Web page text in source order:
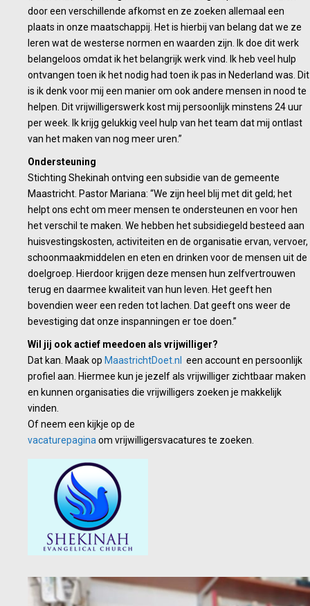
door een verschillende afkomst en ze zoeken allemaal een
plaats in onze maatschappij. Het is hierbij van belang dat we ze
leren wat de westerse normen en waarden zijn. Ik doe dit werk
belangeloos omdat ik het belangrijk werk vind. Ik heb veel hulp
ontvangen toen ik het nodig had toen ik pas in Nederland was. Dit
is ik denk voor mij een manier om ook andere mensen in nood te
helpen. Dit vrijwilligerswerk kost mij persoonlijk minstens 24 uur
per week. Ik krijg gelukkig veel hulp van het team dat mij ontlast
van het maken van nog meer uren.”
Ondersteuning
Stichting Shekinah ontving een subsidie van de gemeente
Maastricht. Pastor Mariana: “We zijn heel blij met dit geld; het
helpt ons echt om meer mensen te ondersteunen en voor hen
het verschil te maken. We hebben het subsidiegeld besteed aan
huisvestingskosten, activiteiten en de organisatie ervan, vervoer,
schoonmaakmiddelen en eten en drinken voor de mensen uit de
doelgroep. Hierdoor krijgen deze mensen hun zelfvertrouwen
terug en daarmee kwaliteit van hun leven. Het geeft hen
bovendien weer een reden tot lachen. Dat geeft ons weer de
bevestiging dat onze inspanningen er toe doen.”
Wil jij ook actief meedoen als vrijwilliger?
Dat kan. Maak op MaastrichtDoet.nl
een account en persoonlijk
profiel aan. Hiermee kun je jezelf als vrijwilliger zichtbaar maken
en kunnen organisaties die vrijwilligers zoeken je makkelijk
vinden.
Of neem een kijkje op de
vacaturepagina om vrijwilligersvacatures te zoeken.